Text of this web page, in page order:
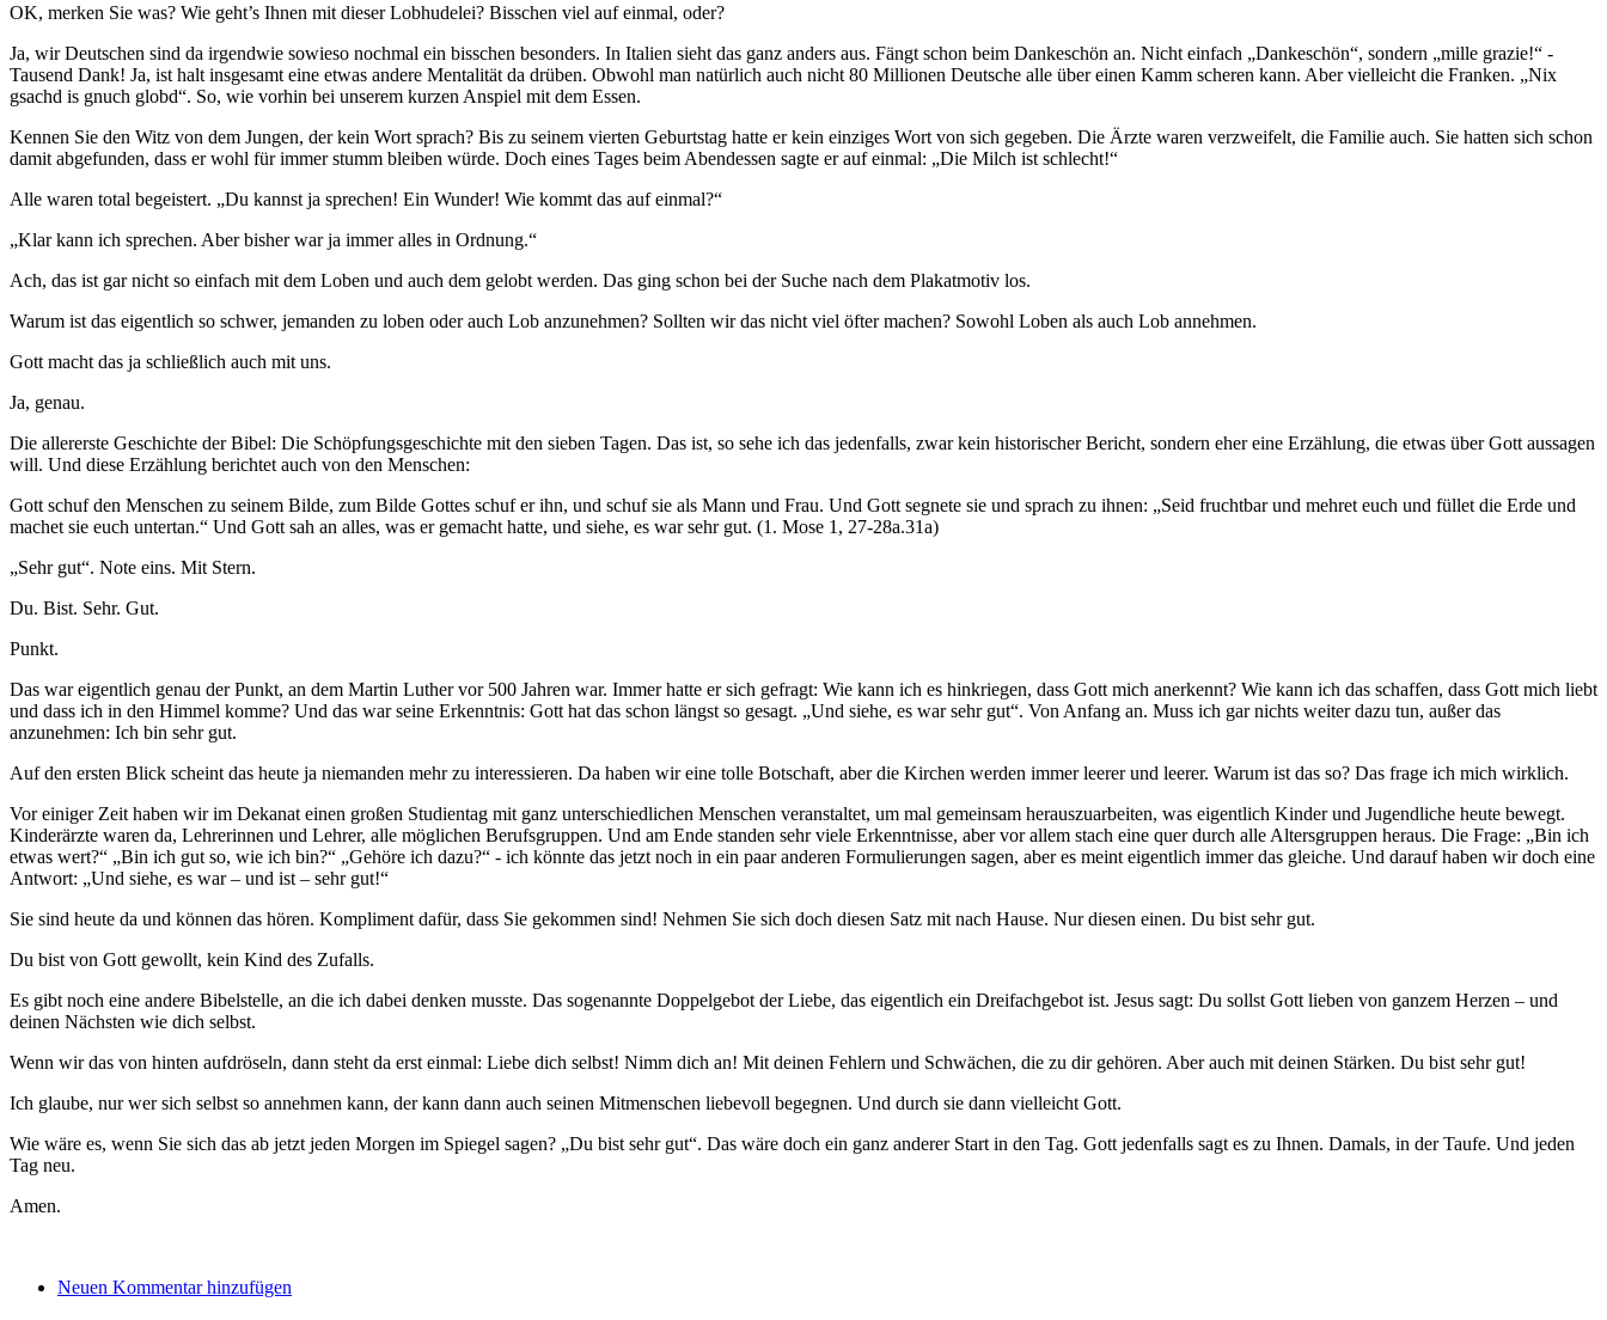
OK, merken Sie was? Wie geht’s Ihnen mit dieser Lobhudelei? Bisschen viel auf einmal, oder?
Ja, wir Deutschen sind da irgendwie sowieso nochmal ein bisschen besonders. In Italien sieht das ganz anders aus. Fängt schon beim Dankeschön an. Nicht einfach „Dankeschön“, sondern „mille grazie!“ -
Tausend Dank! Ja, ist halt insgesamt eine etwas andere Mentalität da drüben. Obwohl man natürlich auch nicht 80 Millionen Deutsche alle über einen Kamm scheren kann. Aber vielleicht die Franken. „Nix
gsachd is gnuch globd“. So, wie vorhin bei unserem kurzen Anspiel mit dem Essen.
Kennen Sie den Witz von dem Jungen, der kein Wort sprach? Bis zu seinem vierten Geburtstag hatte er kein einziges Wort von sich gegeben. Die Ärzte waren verzweifelt, die Familie auch. Sie hatten sich schon
damit abgefunden, dass er wohl für immer stumm bleiben würde. Doch eines Tages beim Abendessen sagte er auf einmal: „Die Milch ist schlecht!“
Alle waren total begeistert. „Du kannst ja sprechen! Ein Wunder! Wie kommt das auf einmal?“
„Klar kann ich sprechen. Aber bisher war ja immer alles in Ordnung.“
Ach, das ist gar nicht so einfach mit dem Loben und auch dem gelobt werden. Das ging schon bei der Suche nach dem Plakatmotiv los.
Warum ist das eigentlich so schwer, jemanden zu loben oder auch Lob anzunehmen? Sollten wir das nicht viel öfter machen? Sowohl Loben als auch Lob annehmen.
Gott macht das ja schließlich auch mit uns.
Ja, genau.
Die allererste Geschichte der Bibel: Die Schöpfungsgeschichte mit den sieben Tagen. Das ist, so sehe ich das jedenfalls, zwar kein historischer Bericht, sondern eher eine Erzählung, die etwas über Gott aussagen
will. Und diese Erzählung berichtet auch von den Menschen:
Gott schuf den Menschen zu seinem Bilde, zum Bilde Gottes schuf er ihn, und schuf sie als Mann und Frau. Und Gott segnete sie und sprach zu ihnen: „Seid fruchtbar und mehret euch und füllet die Erde und
machet sie euch untertan.“ Und Gott sah an alles, was er gemacht hatte, und siehe, es war sehr gut. (1. Mose 1, 27-28a.31a)
„Sehr gut“. Note eins. Mit Stern.
Du. Bist. Sehr. Gut.
Punkt.
Das war eigentlich genau der Punkt, an dem Martin Luther vor 500 Jahren war. Immer hatte er sich gefragt: Wie kann ich es hinkriegen, dass Gott mich anerkennt? Wie kann ich das schaffen, dass Gott mich liebt
und dass ich in den Himmel komme? Und das war seine Erkenntnis: Gott hat das schon längst so gesagt. „Und siehe, es war sehr gut“. Von Anfang an. Muss ich gar nichts weiter dazu tun, außer das
anzunehmen: Ich bin sehr gut.
Auf den ersten Blick scheint das heute ja niemanden mehr zu interessieren. Da haben wir eine tolle Botschaft, aber die Kirchen werden immer leerer und leerer. Warum ist das so? Das frage ich mich wirklich.
Vor einiger Zeit haben wir im Dekanat einen großen Studientag mit ganz unterschiedlichen Menschen veranstaltet, um mal gemeinsam herauszuarbeiten, was eigentlich Kinder und Jugendliche heute bewegt.
Kinderärzte waren da, Lehrerinnen und Lehrer, alle möglichen Berufsgruppen. Und am Ende standen sehr viele Erkenntnisse, aber vor allem stach eine quer durch alle Altersgruppen heraus. Die Frage: „Bin ich
etwas wert?“ „Bin ich gut so, wie ich bin?“ „Gehöre ich dazu?“ - ich könnte das jetzt noch in ein paar anderen Formulierungen sagen, aber es meint eigentlich immer das gleiche. Und darauf haben wir doch eine
Antwort: „Und siehe, es war – und ist – sehr gut!“
Sie sind heute da und können das hören. Kompliment dafür, dass Sie gekommen sind! Nehmen Sie sich doch diesen Satz mit nach Hause. Nur diesen einen. Du bist sehr gut.
Du bist von Gott gewollt, kein Kind des Zufalls.
Es gibt noch eine andere Bibelstelle, an die ich dabei denken musste. Das sogenannte Doppelgebot der Liebe, das eigentlich ein Dreifachgebot ist. Jesus sagt: Du sollst Gott lieben von ganzem Herzen – und
deinen Nächsten wie dich selbst.
Wenn wir das von hinten aufdröseln, dann steht da erst einmal: Liebe dich selbst! Nimm dich an! Mit deinen Fehlern und Schwächen, die zu dir gehören. Aber auch mit deinen Stärken. Du bist sehr gut!
Ich glaube, nur wer sich selbst so annehmen kann, der kann dann auch seinen Mitmenschen liebevoll begegnen. Und durch sie dann vielleicht Gott.
Wie wäre es, wenn Sie sich das ab jetzt jeden Morgen im Spiegel sagen? „Du bist sehr gut“. Das wäre doch ein ganz anderer Start in den Tag. Gott jedenfalls sagt es zu Ihnen. Damals, in der Taufe. Und jeden
Tag neu.
Amen.
Neuen Kommentar hinzufügen